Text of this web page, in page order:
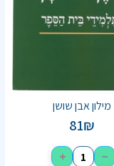
מילון אבן שושן
81₪
−
+